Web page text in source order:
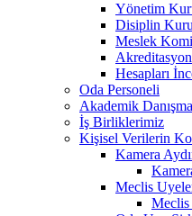
Yönetim
Disiplin
Meslek
Hesapları
Oda Personeli
Akademik
İş Birliklerimiz
Kişisel Verilerin
Kamera
Meclis
Meclis